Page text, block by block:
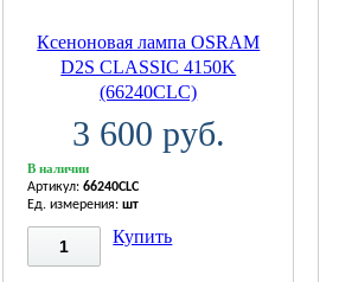
Ксеноновая лампа OSRAM
D2S CLASSIC 4150K
(66240CLC)
3 600 руб.
В наличии
Артикул:66240CLC
Ед. измерения:шт
Купить